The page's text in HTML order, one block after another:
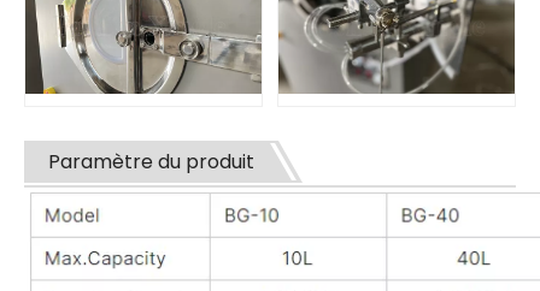
Paramètre du produit